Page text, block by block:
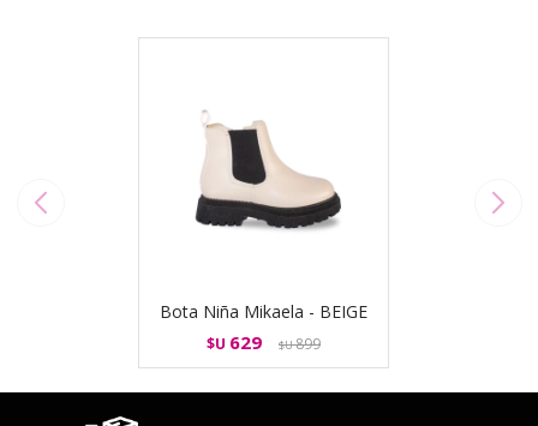
Bota Niña Mikaela - BEIGE
$U 629 $U899